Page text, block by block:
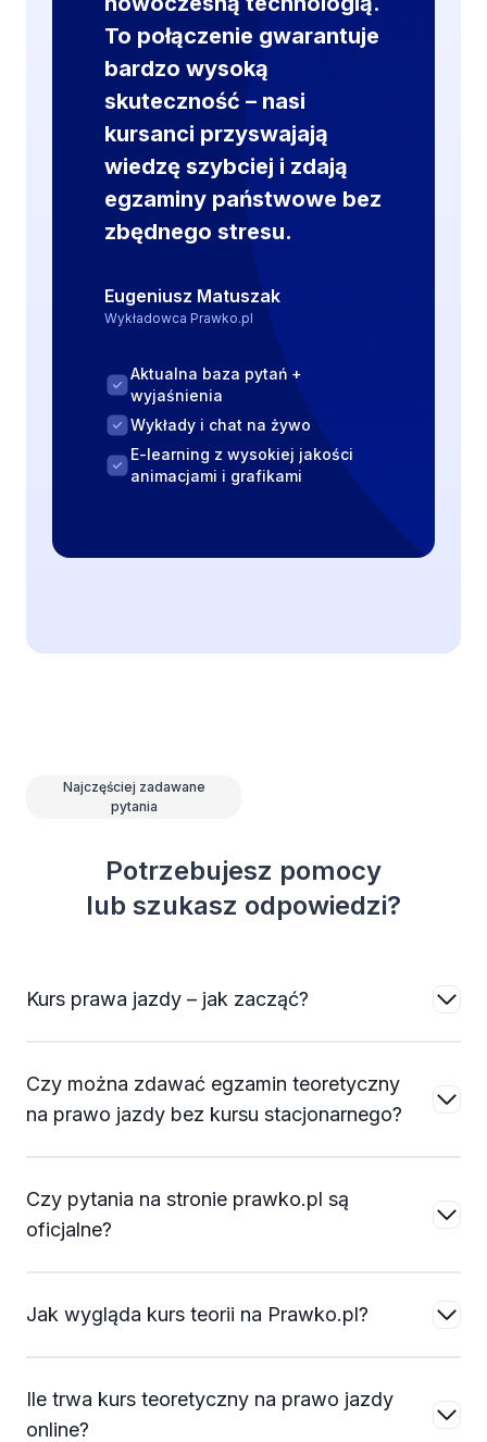
z
p
r
z
e
w
i
y
w
n
i
a
g
ż
To połączenie gwarantuje
bardzo wysoką
skuteczność – nasi
kursanci przyswajają
wiedzę szybciej i zdają
egzaminy państwowe bez
zbędnego stresu.
Eugeniusz Matuszak
Wykładowca Prawko.pl
Aktualna baza pytań +
wyjaśnienia
Wykłady i chat na żywo
E-learning z wysokiej jakości
animacjami i grafikami
Najczęściej zadawane
pytania
Potrzebujesz pomocy
lub szukasz odpowiedzi?
Kurs prawa jazdy – jak zacząć?
Czy można zdawać egzamin teoretyczny
na prawo jazdy bez kursu stacjonarnego?
Czy pytania na stronie prawko.pl są
oficjalne?
Jak wygląda kurs teorii na Prawko.pl?
Ile trwa kurs teoretyczny na prawo jazdy
online?